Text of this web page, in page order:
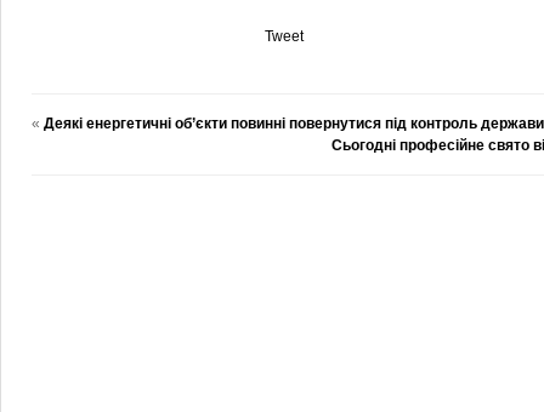
Tweet
« Деякі енергетичні об’єкти повинні повернутися під контроль
Сьогодні професійне свято